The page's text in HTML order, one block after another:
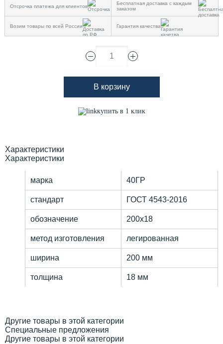
Отсрочка платежа для клиентов
Бесплатная доставка с каждым
заказом
Возим товары по всей России Гарантия качества
1
В корзину
купить в 1 клик
Характеристики
Характеристики
марка 40ГР
стандарт ГОСТ 4543-2016
обозначение 200х18
метод изготовления легированная
ширина 200 мм
толщина 18 мм
Другие товары в этой категории
Специальные предложения
Другие товары в этой категории